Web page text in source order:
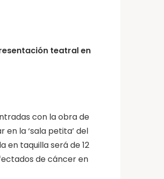
teatral en
con la obra de
la ‘sala petita’ del
en taquilla será de 12
de cáncer en